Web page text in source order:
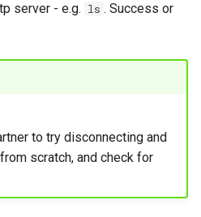
server - e.g. ls . Success or
to try disconnecting and
scratch, and check for